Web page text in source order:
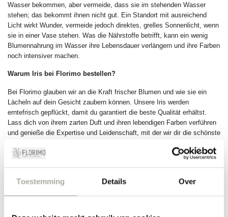
Toestemming Details Over
Wasser bekommen, aber vermeide, dass sie im stehenden Wasser
stehen; das bekommt ihnen nicht gut. Ein Standort mit ausreichend
Licht wirkt Wunder, vermeide jedoch direktes, grelles Sonnenlicht, wenn
sie in einer Vase stehen. Was die Nährstoffe betrifft, kann ein wenig
Blumennahrung im Wasser ihre Lebensdauer verlängern und ihre Farben
noch intensiver machen.
Warum Iris bei Florimo bestellen?
Bei Florimo glauben wir an die Kraft frischer Blumen und wie sie ein
Lächeln auf dein Gesicht zaubern können. Unsere Iris werden
erntefrisch gepflückt, damit du garantiert die beste Qualität erhältst.
Lass dich von ihrem zarten Duft und ihren lebendigen Farben verführen
und genieße die Expertise und Leidenschaft, mit der wir dir die schönste
einfach nur einen farbenfrohen Touch in deinem Zuhause hinzufügen